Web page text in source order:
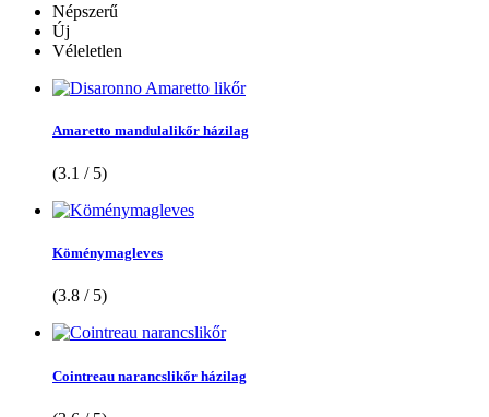
Népszerű
Új
Véleletlen
Amaretto mandulalikőr házilag
(3.1 / 5)
Köménymagleves
(3.8 / 5)
Cointreau narancslikőr házilag